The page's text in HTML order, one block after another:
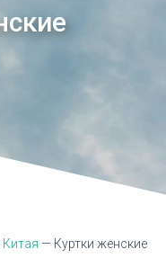
— Куртки женские